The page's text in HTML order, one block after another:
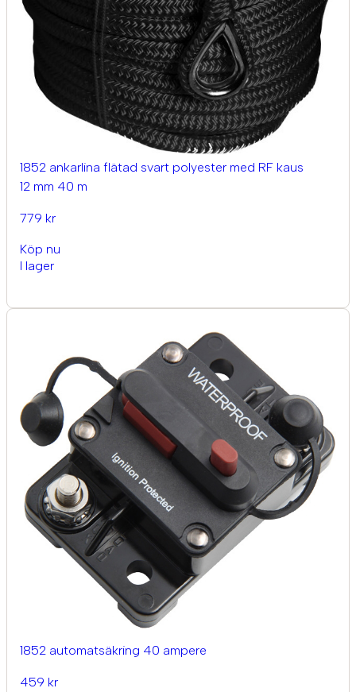
1852 ankarlina flätad svart polyester med RF kaus
12 mm 40 m
779 kr
Köp nu
I lager
1852 automatsäkring 40 ampere
459 kr